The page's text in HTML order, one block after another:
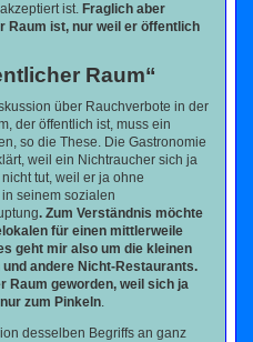
ist.Fraglich aber
Raum ist, nur weil er öffentlich
Raum“
über Rauchverbote in der
der öffentlich ist, muss ein
so die These. Die Gastronomie
weil ein Nichtraucher sich ja
tut, weil er ja ohne
seinem sozialen
. Zum Verständnis möchte
für einen mittlerweile
geht mir also um die kleinen
andere Nicht-Restaurants.
Raum geworden, weil sich ja
zum Pinkeln.
desselben Begriffs an ganz